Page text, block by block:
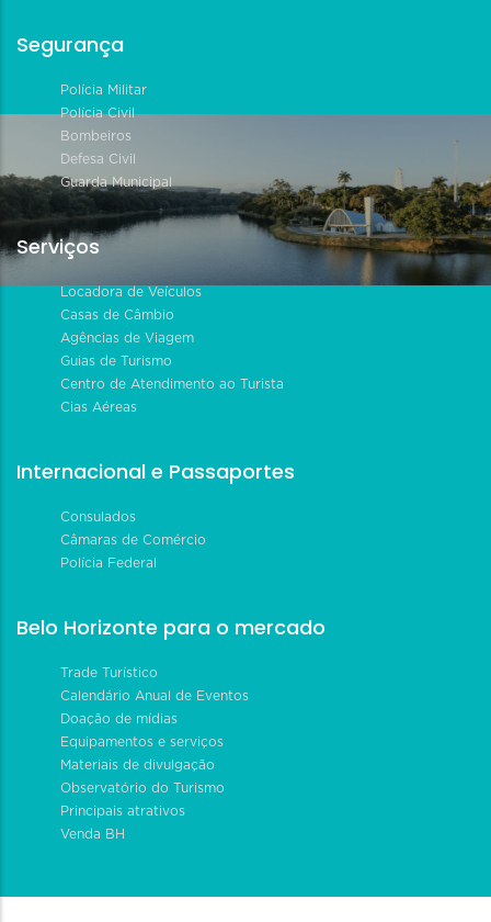
Segurança
Polícia Militar
Polícia Civil
Bombeiros
Defesa Civil
Guarda Municipal
Serviços
Locadora de Veículos
Casas de Câmbio
Agências de Viagem
Guias de Turismo
Centro de Atendimento ao Turista
Cias Aéreas
Internacional e Passaportes
Consulados
Câmaras de Comércio
Polícia Federal
Belo Horizonte para o mercado
Trade Turístico
Calendário Anual de Eventos
Doação de mídias
Equipamentos e serviços
Materiais de divulgação
Observatório do Turismo
Principais atrativos
Venda BH